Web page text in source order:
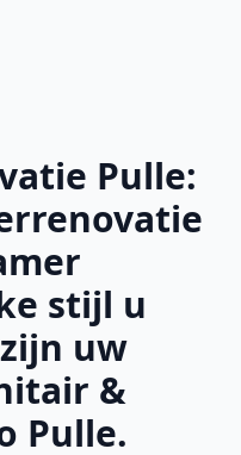
Pulle:
stijl u
uw
&
Pulle.